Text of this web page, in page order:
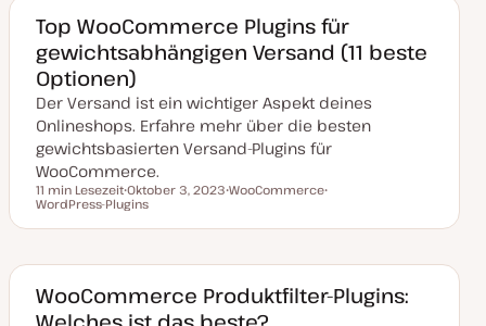
k
t
u
a
l
i
s
e
r
Top WooCommerce Plugins für
gewichtsabhängigen Versand (11 beste
Optionen)
Der Versand ist ein wichtiger Aspekt deines
Onlineshops. Erfahre mehr über die besten
gewichtsbasierten Versand-Plugins für
WooCommerce.
Lesezeit
11 min Lesezeit
D
t
m
k
t
u
Oktober 3, 2023
e
a
WooCommerce
e
a
WordPress-Plugins
WooCommerce Produktfilter-Plugins: